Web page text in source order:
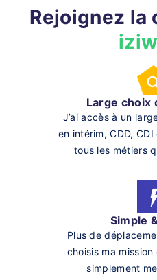
Rejoignez la
Large choix
J’ai accès à un
en intérim, CDD,
tous les métiers
Simple
Plus de
choisis ma
simplement